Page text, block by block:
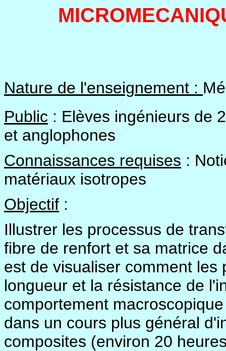
Nature de l'enseignement :
Public : Elèves ingénieurs de 2
et anglophones
Connaissances requises :
matériaux isotropes
Objectif :
Illustrer les processus de
fibre de renfort et sa matrice
est de visualiser comment
longueur et la résistance de
comportement
dans un cours plus général
composites (environ 20